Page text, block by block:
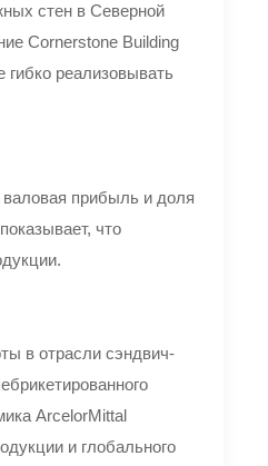
стен в Северной
Cornerstone Building
гибко реализовывать
валовая прибыль и доля
что
в отрасли сэндвич-
ArcelorMittal
и глобального